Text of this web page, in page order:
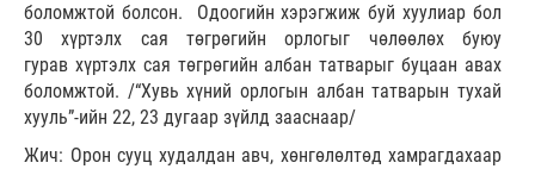
боломжтой болсон. Одоогийн хэрэгжиж буй хуулиар бол
30 хүртэлх сая төгрөгийн орлогыг чөлөөлөх буюу
гурав хүртэлх сая төгрөгийн албан татварыг буцаан авах
боломжтой. /“Хувь хүний орлогын албан татварын тухай
хууль”-ийн 22, 23 дугаар зүйлд зааснаар/
Жич: Орон сууц худалдан авч, хөнгөлөлтөд хамрагдахаар